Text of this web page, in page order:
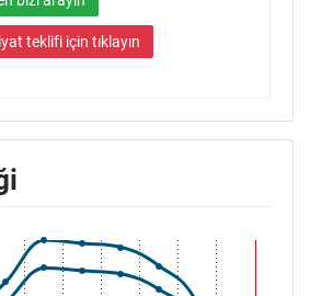
teklifi için tıklayın